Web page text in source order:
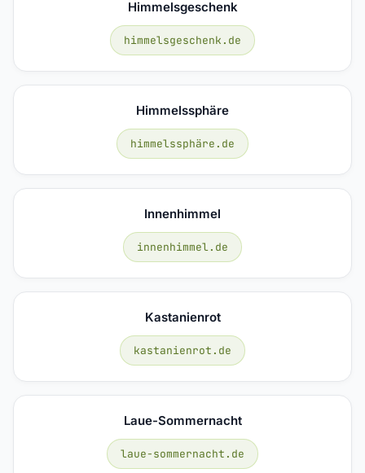
Himmelsgeschenk
himmelsgeschenk.de
Himmelssphäre
himmelssphäre.de
Innenhimmel
innenhimmel.de
Kastanienrot
kastanienrot.de
Laue-Sommernacht
laue-sommernacht.de